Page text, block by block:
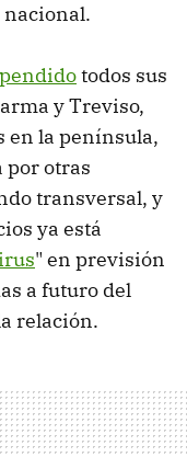
todos sus
y Treviso,
en la península,
por otras
transversal, y
ya está
" en previsión
a futuro del
relación.